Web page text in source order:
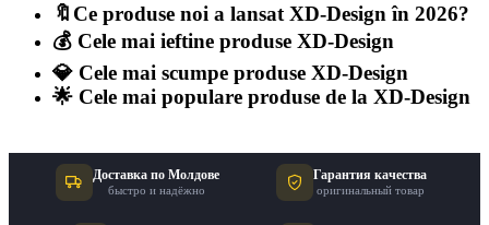
„XD-Design” se distinge prin angajamentul său față de
calitate. Toate produsele sunt fabricate din materialedurabile
eco-friendly, reflectând preocuparea mărcii pentrumediu. În plus,
designurile sunt
minimaliste și elegante , adresându-se unei game
largi de gusturi și preferințe. Fiecare produs „XD-Design” este
performanță și
siguranță
## Istoria mărcii
🔖Ce produse noi a lansat XD-Design în 2026?
💰 Cele mai ieftine produse XD-Design
💎 Cele mai scumpe produse XD-Design
🌟 Cele mai populare produse de la XD-Design
Доставка по Молдове
быстро и надёжно
Гарантия качества
оригинальный товар